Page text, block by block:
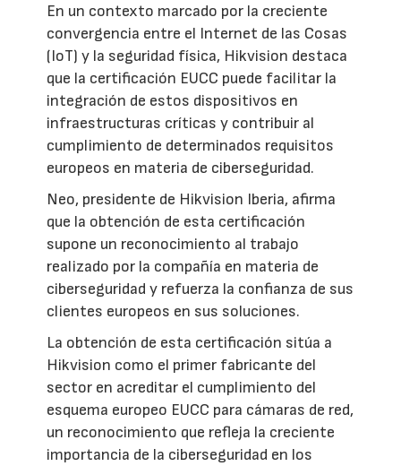
En un contexto marcado por la creciente
convergencia entre el Internet de las Cosas
(IoT) y la seguridad física, Hikvision destaca
que la certificación EUCC puede facilitar la
integración de estos dispositivos en
infraestructuras críticas y contribuir al
cumplimiento de determinados requisitos
europeos en materia de ciberseguridad.
Neo, presidente de Hikvision Iberia, afirma
que la obtención de esta certificación
supone un reconocimiento al trabajo
realizado por la compañía en materia de
ciberseguridad y refuerza la confianza de sus
clientes europeos en sus soluciones.
La obtención de esta certificación sitúa a
Hikvision como el primer fabricante del
sector en acreditar el cumplimiento del
esquema europeo EUCC para cámaras de red,
un reconocimiento que refleja la creciente
importancia de la ciberseguridad en los